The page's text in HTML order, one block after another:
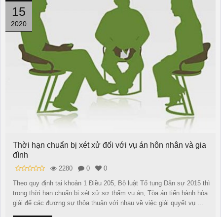
15
2020
Thời hạn chuẩn bị xét xử đối với vụ án hôn nhân và gia
đình
2280 0
0
Theo quy định tại khoản 1 Điều 205, Bộ luật Tố tụng Dân sự 2015 thì
trong thời hạn chuẩn bị xét xử sơ thẩm vụ án, Tòa án tiến hành hòa
giải để các đương sự thỏa thuận với nhau về việc giải quyết vụ ...